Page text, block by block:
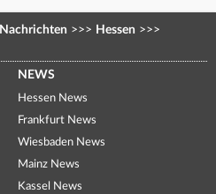
Nachrichten >>> Hessen >>>
NEWS
Hessen News
Frankfurt News
Wiesbaden News
Mainz News
Kassel News